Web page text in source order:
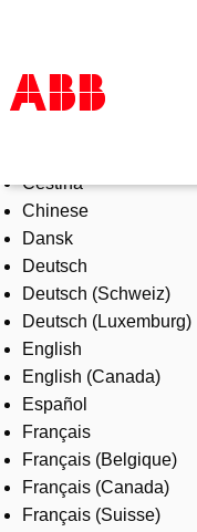
Products & Solutions
Industries
Services
About us
Where to buy
Contact us
Careers
Čeština
Chinese
Dansk
Deutsch
Deutsch (Schweiz)
Deutsch (Luxemburg)
English
English (Canada)
Español
Français
Français (Belgique)
Français (Canada)
Français (Suisse)